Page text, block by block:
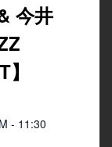
今井
- 11:30